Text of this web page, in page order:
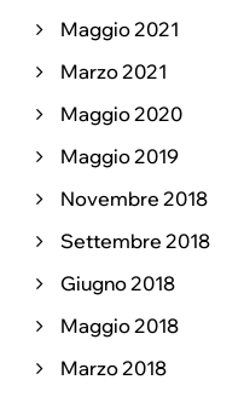
Maggio 2021
Marzo 2021
Maggio 2020
Maggio 2019
Novembre 2018
Settembre 2018
Giugno 2018
Maggio 2018
Marzo 2018